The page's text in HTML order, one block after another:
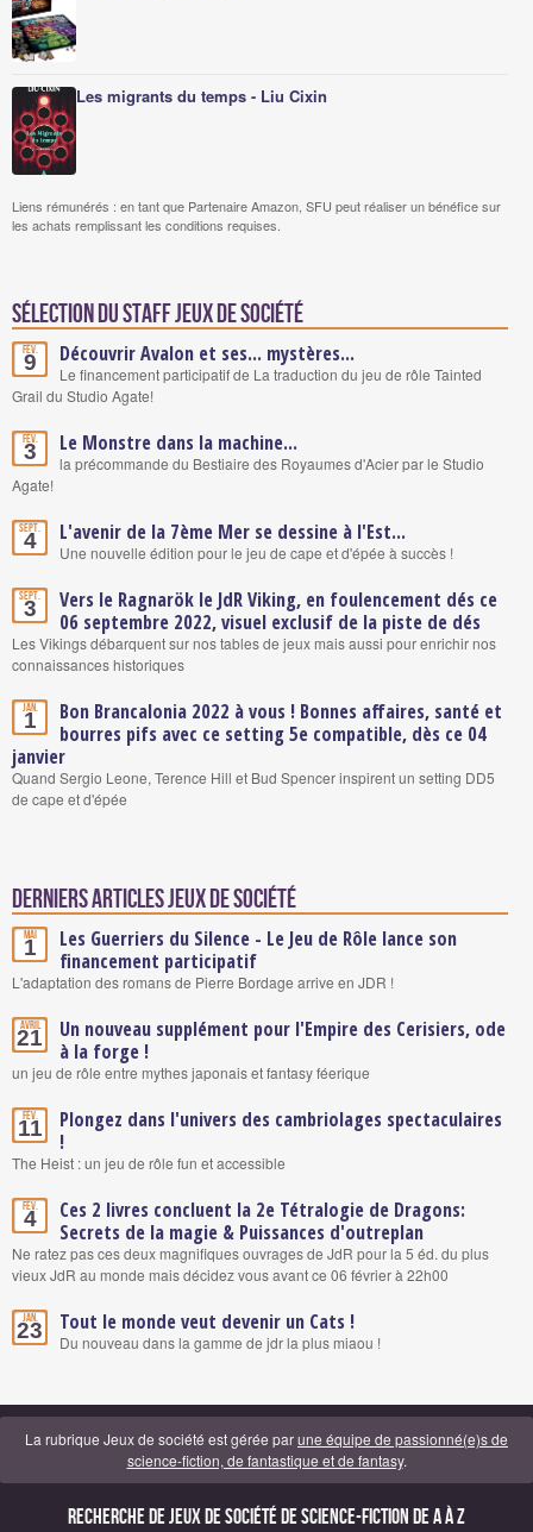
Les migrants du temps - Liu Cixin
Liens rémunérés : en tant que Partenaire Amazon, SFU peut réaliser un bénéfice sur
les achats remplissant les conditions requises.
Sélection du staff Jeux de société
Fév.
9 Découvrir Avalon et ses... mystères...
Le financement participatif de La traduction du jeu de rôle Tainted
Grail du Studio Agate!
Fév.
3 Le Monstre dans la machine...
la précommande du Bestiaire des Royaumes d'Acier par le Studio
Agate!
Sept.
4 L'avenir de la 7ème Mer se dessine à l'Est...
Une nouvelle édition pour le jeu de cape et d'épée à succès !
Sept.
3
Vers le Ragnarök le JdR Viking, en foulencement dés ce
06 septembre 2022, visuel exclusif de la piste de dés
Les Vikings débarquent sur nos tables de jeux mais aussi pour enrichir nos
connaissances historiques
Jan.
1
Bon Brancalonia 2022 à vous ! Bonnes affaires, santé et
bourres pifs avec ce setting 5e compatible, dès ce 04
janvier
Quand Sergio Leone, Terence Hill et Bud Spencer inspirent un setting DD5
de cape et d'épée
Derniers articles Jeux de société
Mai
1
Les Guerriers du Silence - Le Jeu de Rôle lance son
financement participatif
L'adaptation des romans de Pierre Bordage arrive en JDR !
Avril
21
Un nouveau supplément pour l'Empire des Cerisiers, ode
à la forge !
un jeu de rôle entre mythes japonais et fantasy féerique
Fév.
11
Plongez dans l'univers des cambriolages spectaculaires
!
The Heist : un jeu de rôle fun et accessible
Fév.
4
Ces 2 livres concluent la 2e Tétralogie de Dragons:
Secrets de la magie & Puissances d'outreplan
Ne ratez pas ces deux magnifiques ouvrages de JdR pour la 5 éd. du plus
vieux JdR au monde mais décidez vous avant ce 06 février à 22h00
Jan.
23 Tout le monde veut devenir un Cats !
Du nouveau dans la gamme de jdr la plus miaou !
La rubrique Jeux de société est gérée parune équipe de passionné(e)s de
science-fiction, de fantastique et de fantasy.
Recherche de Jeux de société de science-fiction de A à Z